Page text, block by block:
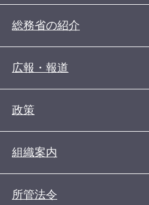
総務省の紹介
広報・報道
政策
組織案内
所管法令